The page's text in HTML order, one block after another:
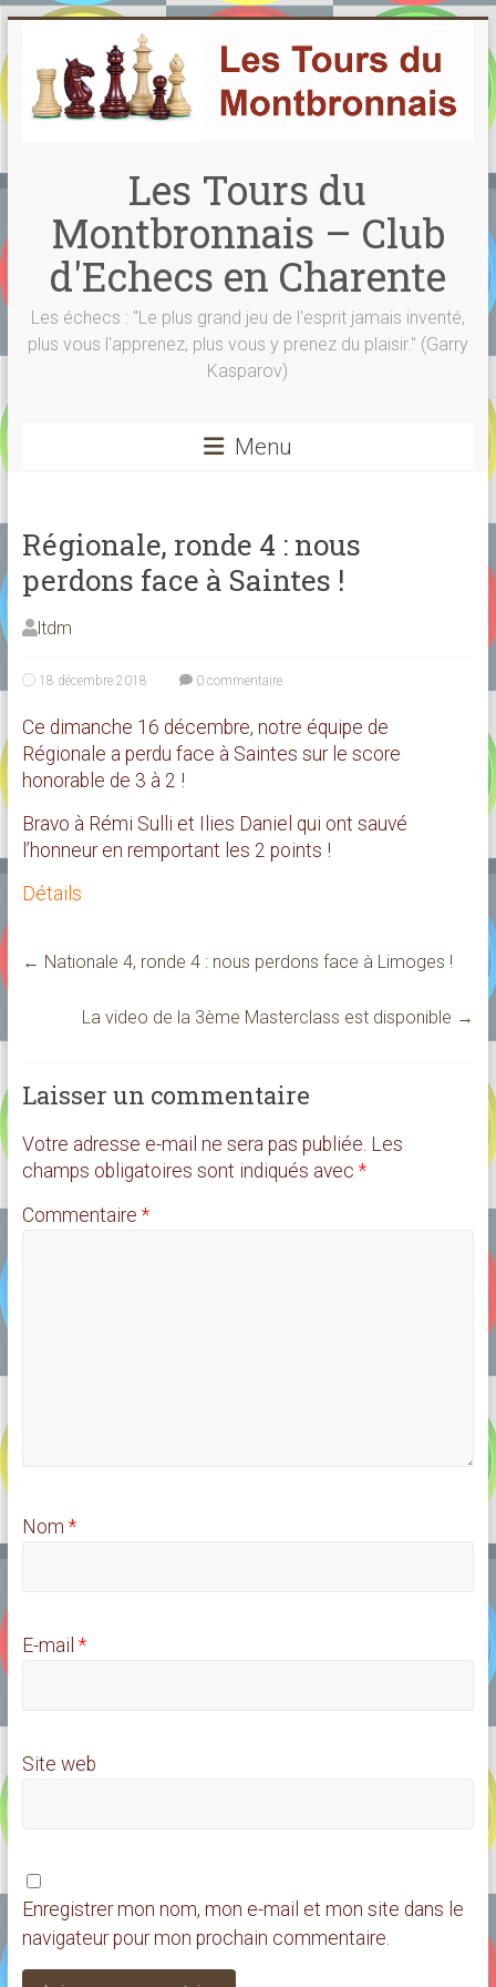
to
content
Les Tours du
Montbronnais – Club
d'Echecs en Charente
Les échecs : "Le plus grand jeu de l'esprit jamais inventé,
plus vous l'apprenez, plus vous y prenez du plaisir." (Garry
Kasparov)
Menu
Régionale, ronde 4 : nous
perdons face à Saintes !
ltdm
18 décembre 2018 0 commentaire
Ce dimanche 16 décembre, notre équipe de
Régionale a perdu face à Saintes sur le score
honorable de 3 à 2 !
Bravo à Rémi Sulli et Ilies Daniel qui ont sauvé
l’honneur en remportant les 2 points !
Détails
← Nationale 4, ronde 4 : nous perdons face à Limoges !
La video de la 3ème Masterclass est disponible →
Laisser un commentaire
Votre adresse e-mail ne sera pas publiée. Les
champs obligatoires sont indiqués avec *
Commentaire *
Nom *
E-mail *
Site web
Enregistrer mon nom, mon e-mail et mon site dans le
navigateur pour mon prochain commentaire.